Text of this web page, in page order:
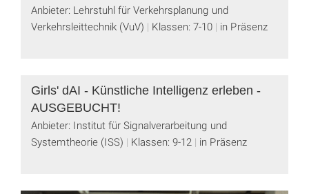
Anbieter: Lehrstuhl für Verkehrsplanung und
Verkehrsleittechnik (VuV)
Klassen: 7-10 in Präsenz
Girls' dAI - Künstliche Intelligenz erleben -
AUSGEBUCHT!
Anbieter: Institut für Signalverarbeitung und
Systemtheorie (ISS)
Klassen: 9-12 in Präsenz